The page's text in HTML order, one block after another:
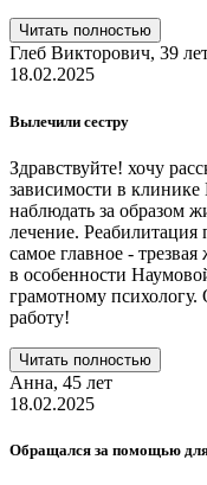
Читать полностью
Глеб Викторович, 39
18.02.2025
Вылечили сестру
Здравствуйте! хочу
зависимости в
наблюдать за образом
лечение.
самое главное -
в особенности
грамотному
работу!
Читать полностью
Анна, 45 лет
18.02.2025
Обращался за помощью для